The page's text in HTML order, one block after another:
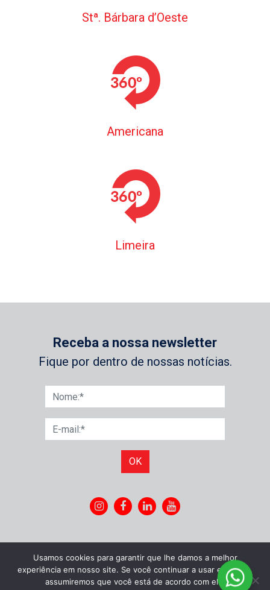
Stª. Bárbara d’Oeste
Americana
Limeira
Receba a nossa newsletter
Fique por dentro de nossas notícias.
OK
Usamos cookies para garantir que lhe damos a melhor
experiência em nosso site. Se você continuar a usar este site,
assumiremos que você está de acordo com ele.